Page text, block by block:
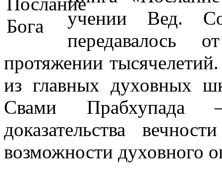
учении Вед.
протяжении
из главных духовных
Свами Прабхупада —
доказательства
возможности духовного